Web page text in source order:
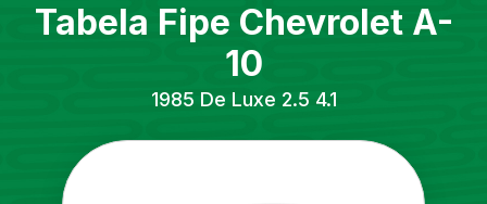
Tabela Fipe Chevrolet A-
10
1985 De Luxe 2.5 4.1